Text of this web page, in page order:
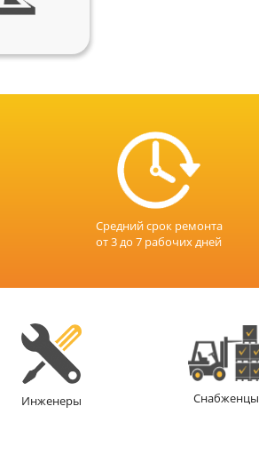
Средний срок ремонта
от 3 до 7 рабочих дней
Инженеры Снабженцы